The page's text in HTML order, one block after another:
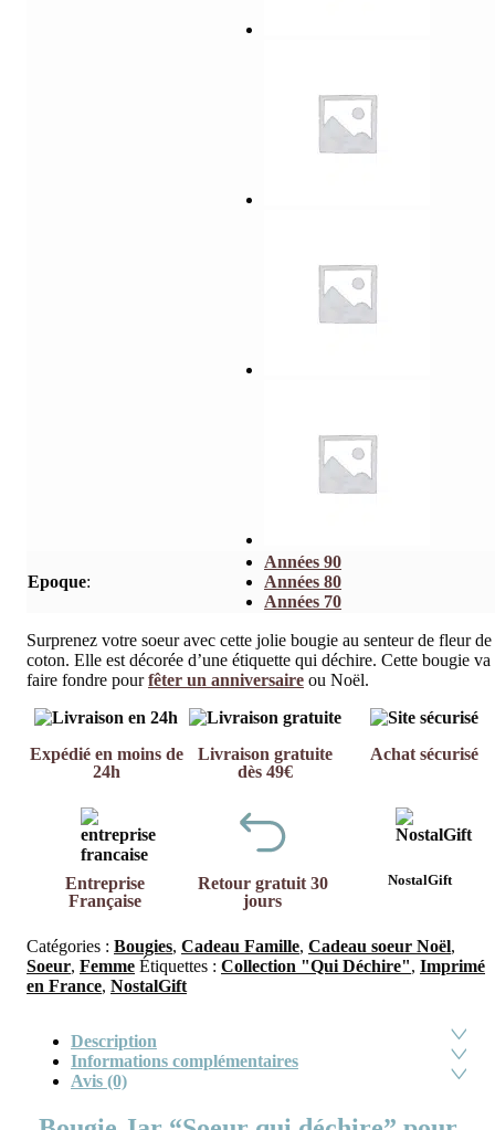
Surprenez votre soeur avec cette jolie bougie au senteur de fleur de
coton. Elle est décorée d’une étiquette qui déchire. Cette bougie va
faire fondre pourfêter un anniversaire ou Noël.
Epoque:
Années 90
Années 80
Années 70
Expédié en moins de
24h
Livraison gratuite
dès 49€
Achat sécurisé
Entreprise
Française
Retour gratuit 30
jours
NostalGift
Catégories : Bougies, Cadeau Famille, Cadeau soeur Noël,
Soeur, Femme Étiquettes : Collection "Qui Déchire", Imprimé
en France, NostalGift
Description
Informations complémentaires
Avis (0)